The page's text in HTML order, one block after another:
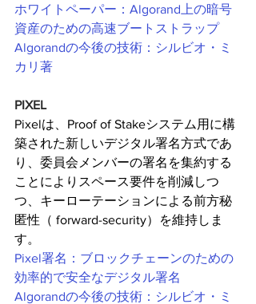
ホワイトペーパー：Algorand上の暗号
資産のための高速ブートストラップ
Algorandの今後の技術：シルビオ・ミ
カリ著
PIXEL
Pixelは、Proof of Stakeシステム用に構
築された新しいデジタル署名方式であ
り、委員会メンバーの署名を集約する
ことによりスペース要件を削減しつ
つ、キーローテーションによる前方秘
匿性（ forward-security）を維持しま
す。
Pixel署名：ブロックチェーンのための
効率的で安全なデジタル署名
Algorandの今後の技術：シルビオ・ミ